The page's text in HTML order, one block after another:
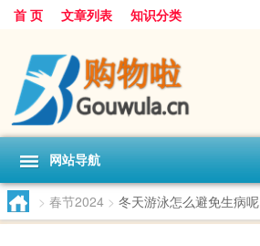
首 页 文章列表 知识分类
网站导航
> 春节2024 > 冬天游泳怎么避免生病呢